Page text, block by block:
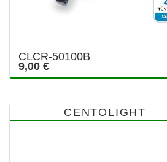
CLCR-50100B
9,00 €
CENTOLIGHT